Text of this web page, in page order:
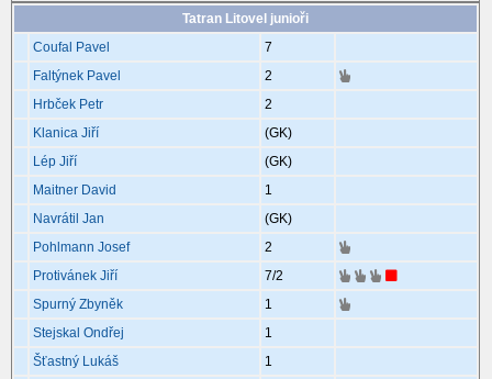
Tatran Litovel junioři
Coufal Pavel
7
Faltýnek Pavel
2
Hrbček Petr
2
Klanica Jiří
(GK)
Lép Jiří
(GK)
Maitner David
1
Navrátil Jan
(GK)
Pohlmann Josef
2
Protivánek Jiří
7/2
Spurný Zbyněk
1
Stejskal Ondřej
1
Šťastný Lukáš
1